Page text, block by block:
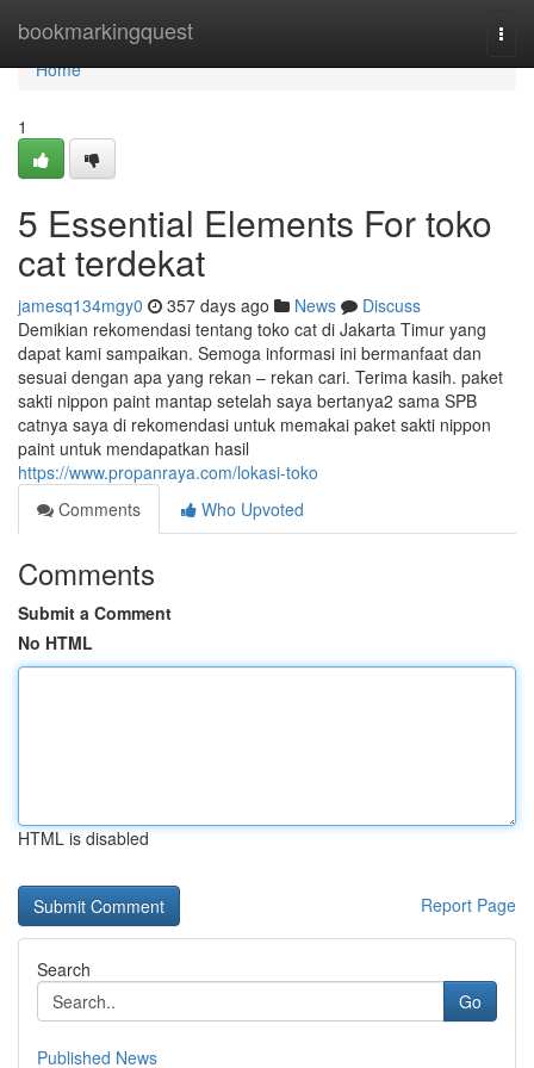
bookmarkingquest
Home
Home
1
5 Essential Elements For toko
cat terdekat
jamesq134mgy0 357 days ago News
Discuss
Demikian rekomendasi tentang toko cat di Jakarta Timur yang
dapat kami sampaikan. Semoga informasi ini bermanfaat dan
sesuai dengan apa yang rekan – rekan cari. Terima kasih. paket
sakti nippon paint mantap setelah saya bertanya2 sama SPB
catnya saya di rekomendasi untuk memakai paket sakti nippon
paint untuk mendapatkan hasil
https://www.propanraya.com/lokasi-toko
Comments
Who Upvoted
Comments
Submit a Comment
No HTML
HTML is disabled
Report Page
Search
Go
Published News